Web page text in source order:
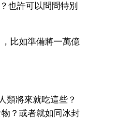
也許可以問問特別
比如準備將一萬億
類將來就吃這些？
？或者就如同冰封